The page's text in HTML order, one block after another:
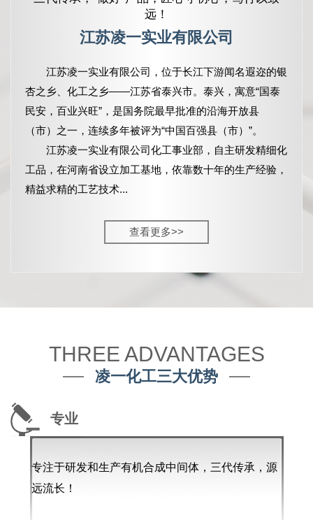
远！
江苏凌一实业有限公司
江苏凌一实业有限公司， 位于长江下游闻名遐迩的银
杏之乡、化工之乡——江苏省泰兴市。泰兴，寓意“国泰
民安，百业兴旺”，是国务院最早批准的沿海开放县
（市）之一，连续多年被评为“中国百强县（市）”。
江苏凌一实业有限公司化工事业部，自主研发精细化
工品，在河南省设立加工基地，依靠数十年的生产经验，
精益求精的工艺技术...
查看更多>>
THREE ADVANTAGES
凌一化工三大优势
专业
专注于研发和生产有机合成中间体，三代传承，源
远流长！